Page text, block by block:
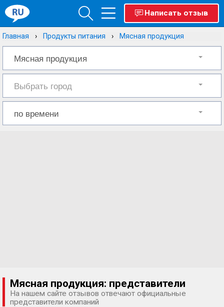
Написать отзыв
Главная Продукты питания Мясная продукция
Мясная продукция
Выбрать город
по времени
Мясная продукция: представители
На нашем сайте отзывов отвечают официальные
представители компаний